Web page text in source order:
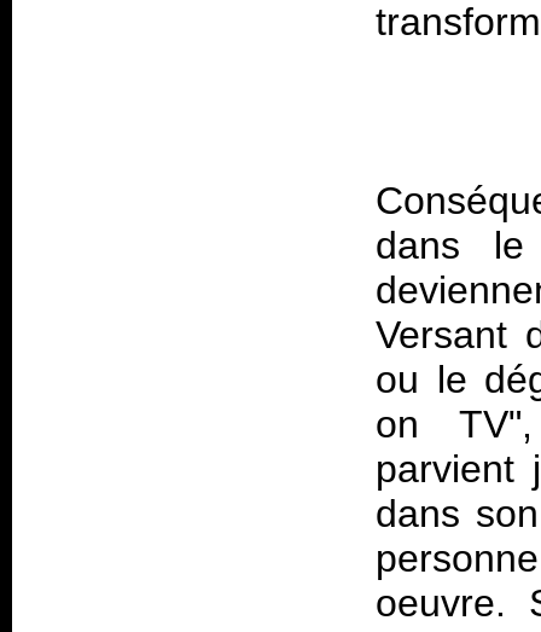
dans le
Versant
ou le
on
parvient
dans
oeuvre.